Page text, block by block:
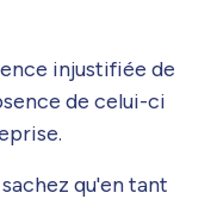
injustifiée de
de celui-ci
qu'en tant